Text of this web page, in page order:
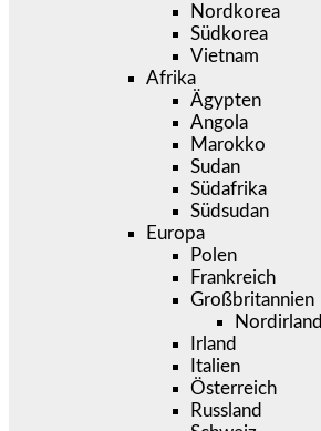
Nordkorea
Südkorea
Vietnam
Afrika
Ägypten
Angola
Marokko
Sudan
Südafrika
Südsudan
Europa
Polen
Frankreich
Großbritannien
Nordirland
Irland
Italien
Österreich
Russland